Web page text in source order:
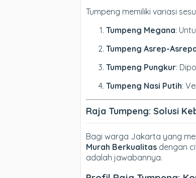
Tumpeng memiliki variasi
Tumpeng Megana:
Tumpeng Asrep-
Tumpeng Pungkur:
Tumpeng Nasi Putih:
Raja Tumpeng: Solusi
Bagi warga Jakarta yang
Murah Berkualitas dengan
adalah jawabannya.